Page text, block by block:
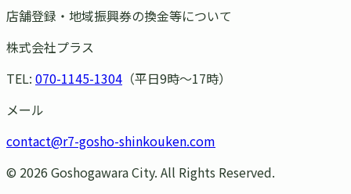
店舗登録・地域振興券の換金等について
株式会社プラス
TEL: 070-1145-1304 （平日9時〜17時）
メール
contact@r7-gosho-shinkouken.com
© 2026 Goshogawara City. All Rights Reserved.